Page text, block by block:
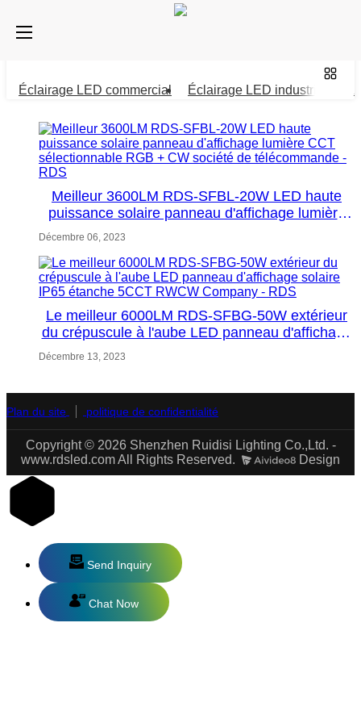
Éclairage LED commercial Éclairage LED industriel
Meilleur 3600LM RDS-SFBL-20W LED haute
puissance solaire panneau d'affichage lumière
CCT sélectionnable RGB + CW société de
Décembre 06, 2023
Le meilleur 6000LM RDS-SFBG-50W extérieur
du crépuscule à l'aube LED panneau d'affichage
solaire IP65 étanche 5CCT RWCW Company -
Décembre 13, 2023
Plan du site politique de confidentialité
Copyright © 2026 Shenzhen Ruidisi Lighting Co.,Ltd. -
www.rdsled.com All Rights Reserved.
Design
Send Inquiry
Chat Now